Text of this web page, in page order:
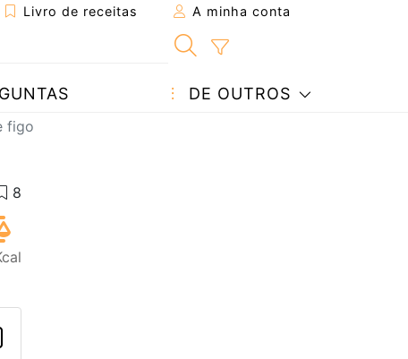
Livro de receitas A minha conta
DE OUTROS
figo
a um amigo
página
com o autor da receita